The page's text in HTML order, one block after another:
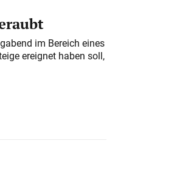
im Bereich eines
ereignet haben soll,